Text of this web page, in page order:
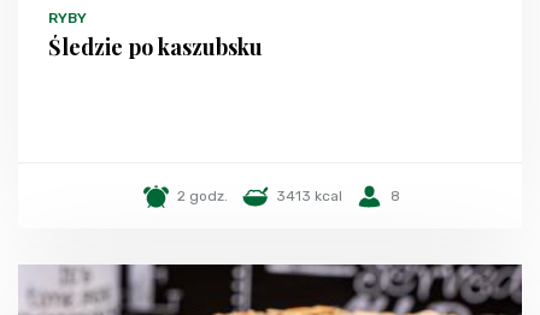
RYBY
Śledzie po kaszubsku
2 godz. 3413 kcal 8